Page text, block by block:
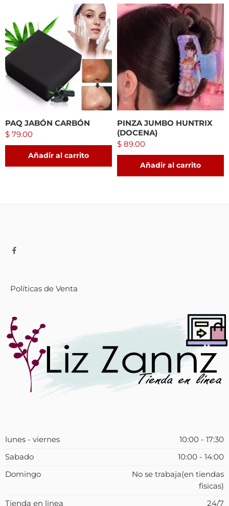
PAQ JABÓN CARBÓN
$ 79.00
Añadir al carrito
PINZA JUMBO HUNTRIX
(DOCENA)
$ 89.00
Añadir al carrito
Políticas de Venta
lunes - viernes
10:00 - 17:30
Sabado
10:00 - 14:00
Domingo
No se trabaja(en tiendas
fisicas)
Tienda en linea
24/7